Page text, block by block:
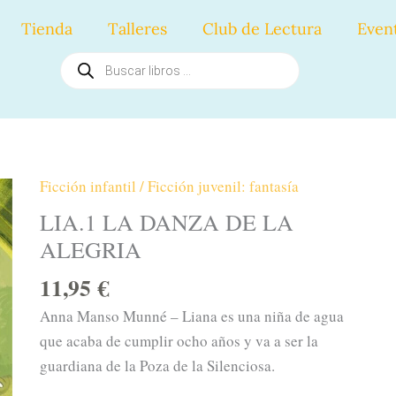
Tienda Talleres Club de Lectura
Búsqueda
productos
Ficción infantil / Ficción juvenil: fantasía
LIA.1 LA DANZA DE LA
ALEGRIA
11,95€
Anna Manso Munné – Liana es una niña de agua
que acaba de cumplir ocho años y va a ser la
guardiana de la Poza de la Silenciosa.
LIA.1
LA
DANZA
DE
LA
ALEGRIA
cantidad